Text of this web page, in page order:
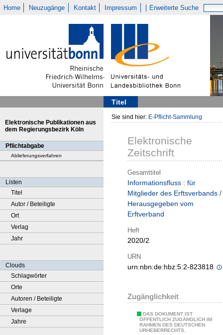
Home Neuzugänge Kontakt Impressum Erweiterte Suche
Titel
Elektronische Publikationen aus
dem Regierungsbezirk Köln
Pflichtabgabe
Ablieferungsverfahren
Listen
Titel
Autor / Beteiligte
Ort
Verlag
Jahr
Clouds
Schlagwörter
Orte
Autoren / Beteiligte
Verlage
Jahre
Sie sind hier: E-Pflicht-Sammlung
Elektronische
Zeitschrift
Gesamttitel
Informationsfluss : für
Mitglieder des Erftsverbands /
Herausgegeben vom
Erftverband
Heft
2020/2
URN
urn:nbn:de:hbz:5:2-823818
Zugänglichkeit
DAS DOKUMENT IST
ÖFFENTLICH ZUGÄNGLICH IM
RAHMEN DES DEUTSCHEN
URHEBERRECHTS.